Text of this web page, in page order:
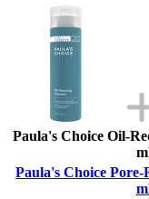
Paula's Choice Oil-
Paula's Choice